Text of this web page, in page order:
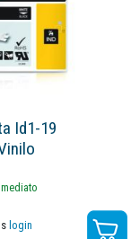
Id1-19
login